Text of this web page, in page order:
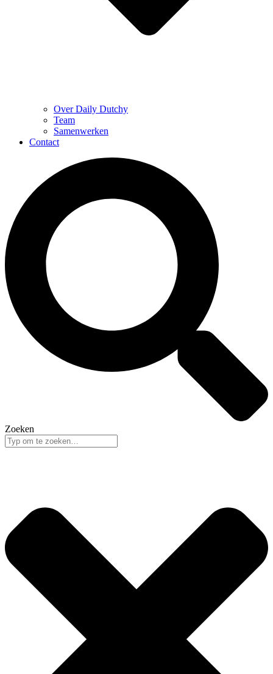
Over Daily Dutchy
Team
Samenwerken
Contact
Zoeken